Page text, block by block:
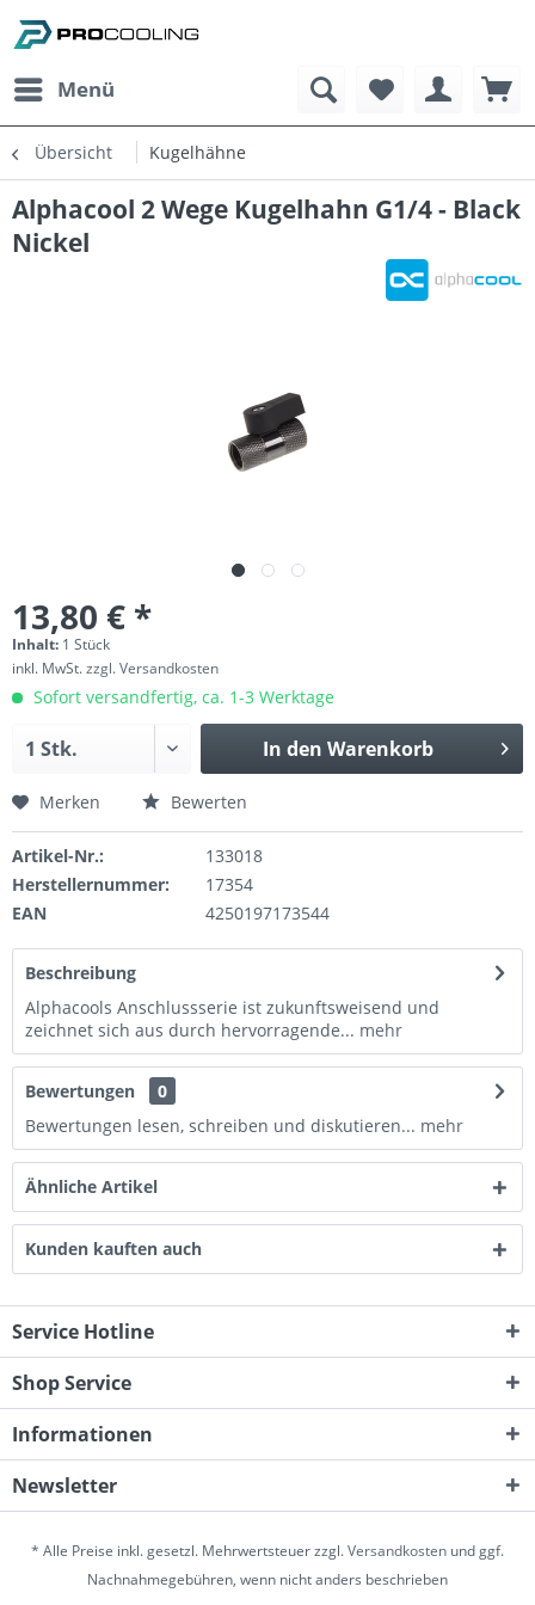
Menü
Übersicht Kugelhähne
Alphacool 2 Wege Kugelhahn G1/4 - Black
Nickel
13,80 € *
Inhalt: 1 Stück
inkl. MwSt.zzgl. Versandkosten
Sofort versandfertig, ca. 1-3 Werktage
In den Warenkorb
Merken Bewerten
Artikel-Nr.:
133018
Herstellernummer:
17354
EAN
4250197173544
Beschreibung
Alphacools Anschlussserie ist zukunftsweisend und
zeichnet sich aus durch hervorragende... mehr
Bewertungen
0
Bewertungen lesen, schreiben und diskutieren... mehr
Ähnliche Artikel
Kunden kauften auch
Service Hotline
Shop Service
Informationen
Newsletter
* Alle Preise inkl. gesetzl. Mehrwertsteuer zzgl.Versandkosten und ggf.
Nachnahmegebühren, wenn nicht anders beschrieben